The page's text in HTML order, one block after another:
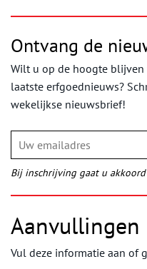
Ontvang de
Wilt u op de hoogte
laatste erfgoednieuws?
wekelijkse nieuwsbrief!
Bij inschrijving gaat u
Aanvullingen
Vul deze informatie aan of